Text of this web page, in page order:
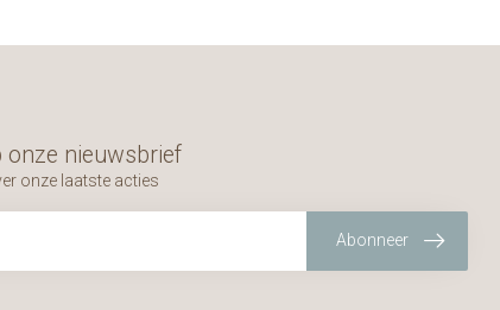
onze nieuwsbrief
onze laatste acties
Abonneer